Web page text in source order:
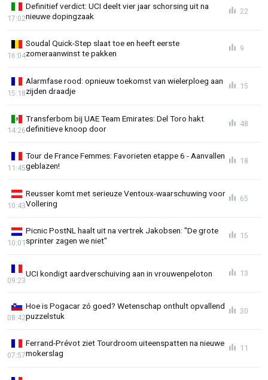
Definitief verdict: UCI deelt vier jaar schorsing uit na
nieuwe dopingzaak
17:02
22
Soudal Quick-Step slaat toe en heeft eerste
zomeraanwinst te pakken
16:04
9
Alarmfase rood: opnieuw toekomst van wielerploeg aan
zijden draadje
15:18
15
Transferbom bij UAE Team Emirates: Del Toro hakt
definitieve knoop door
14:26
48
Tour de France Femmes: Favorieten etappe 6 - Aanvallen
geblazen!
11:45
18
Reusser komt met serieuze Ventoux-waarschuwing voor
Vollering
10:43
65
Picnic PostNL haalt uit na vertrek Jakobsen: "De grote
sprinter zagen we niet"
10:01
15
UCI kondigt aardverschuiving aan in vrouwenpeloton
09:23
13
Hoe is Pogacar zó goed? Wetenschap onthult opvallend
puzzelstuk
08:42
30
Ferrand-Prévot ziet Tourdroom uiteenspatten na nieuwe
mokerslag
07:57
11